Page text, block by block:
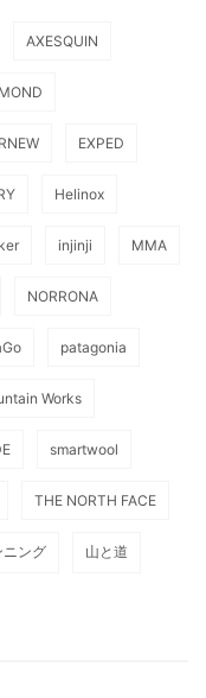
AXESQUIN
EXPED
Helinox
injinji MMA
NORRONA
patagonia
Works
smartwool
THE NORTH FACE
ニング 山と道